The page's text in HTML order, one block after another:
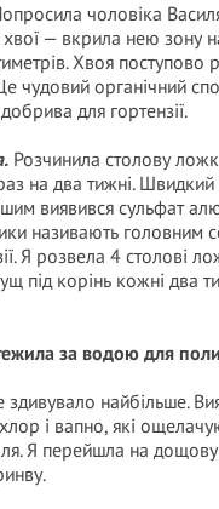
чоловіка
хвої — вкрила нею зону
Хвоя поступово
чудовий органічний
для гортензії.
Розчинила столову
на два тижні. Швидкий
виявився сульфат
називають головним
Я розвела 4 столові
під корінь кожні два
за водою для
здивувало найбільше.
і вапно, які
Я перейшла на